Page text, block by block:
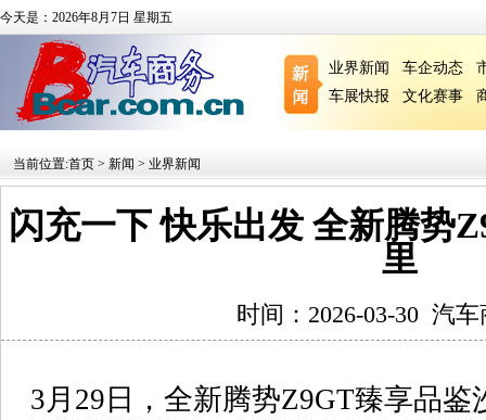
今天是：2026年8月7日 星期五
业界新闻 车企动态
车展快报
文化赛事
当前位置:首页 > 新闻 > 业界新闻
闪充一下 快乐出发 全新腾势
里
时间：2026-03-30 汽车
3月 29 日，全新腾势Z9GT臻享品鉴